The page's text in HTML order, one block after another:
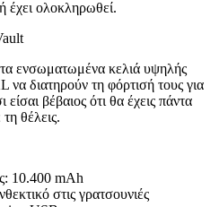
έχει ολοκληρωθεί.
ενσωματωμένα κελιά υψηλής
διατηρούν τη φόρτισή τους για
βέβαιος ότι θα έχεις πάντα
θέλεις.
10.400 mAh
στις γρατσουνιές